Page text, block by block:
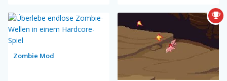
Zombie Mod